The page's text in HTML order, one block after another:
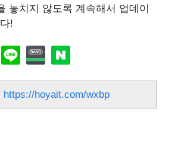
놓치지 않도록 계속해서 업데이
!
https://hoyait.com/wxbp